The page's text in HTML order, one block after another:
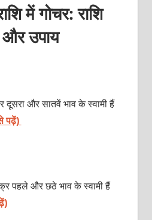
में गोचर: राशि
और उपाय
दूसरा और सातवें भाव के स्वामी हैं
पढ़ें)
पहले और छठे भाव के स्वामी हैं